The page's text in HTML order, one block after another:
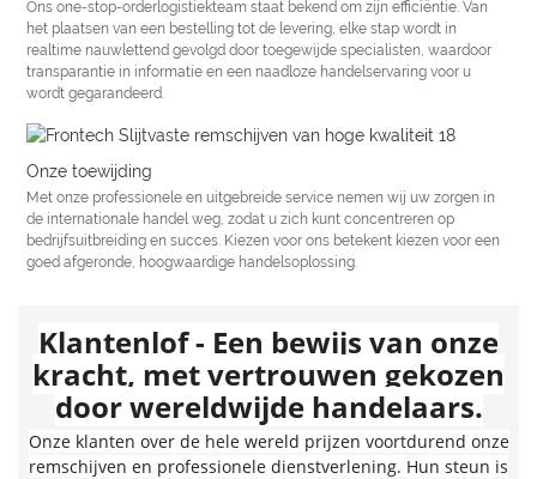
Ons one-stop-orderlogistiekteam staat bekend om zijn efficiëntie. Van
het plaatsen van een bestelling tot de levering, elke stap wordt in
realtime nauwlettend gevolgd door toegewijde specialisten, waardoor
transparantie in informatie en een naadloze handelservaring voor u
wordt gegarandeerd.
Onze toewijding
Met onze professionele en uitgebreide service nemen wij uw zorgen in
de internationale handel weg, zodat u zich kunt concentreren op
bedrijfsuitbreiding en succes. Kiezen voor ons betekent kiezen voor een
goed afgeronde, hoogwaardige handelsoplossing.
Klantenlof - Een bewijs van onze
kracht, met vertrouwen gekozen
door wereldwijde handelaars.
Onze klanten over de hele wereld prijzen voortdurend onze
remschijven en professionele dienstverlening. Hun steun is